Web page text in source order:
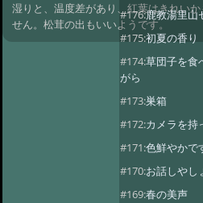
湿りと、温度差があり、紅葉はきれいか
せん。松茸の出もいいようです。
#176:鹿教湯里山
#175:初夏の香り
#174:草団子を食
がら
#173:巣箱
#172:カメラを持
#171:色鮮やかで
#170:お話しやし
#169:春の美声